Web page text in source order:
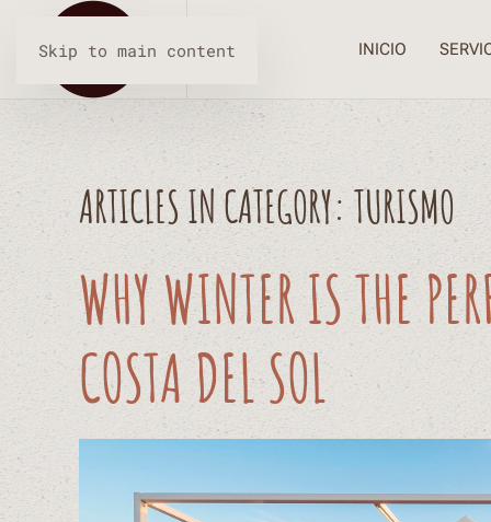
Skip to main content INICIO
ARTICLES IN CATEGORY: TURISMO
WHY WINTER IS THE
COSTA DEL SOL